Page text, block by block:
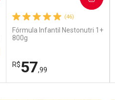
(46)
Fórmula Infantil Nestonutri 1+
800g
R$57,99